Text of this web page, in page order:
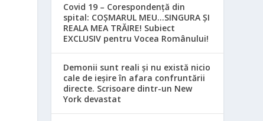
Covid 19 – Corespondență din
spital: COȘMARUL MEU…SINGURA ȘI
REALA MEA TRĂIRE! Subiect
EXCLUSIV pentru Vocea Românului!
Demonii sunt reali și nu există nicio
cale de ieșire în afara confruntării
directe. Scrisoare dintr-un New
York devastat